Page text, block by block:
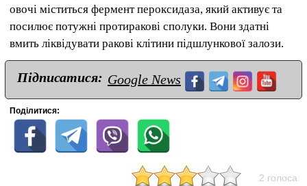
овочі міститься фермент пероксидаза, який активує та
посилює потужні протиракові сполуки. Вони здатні
вмить ліквідувати ракові клітини підшлункової залози.
Підписатися: Google News
Поділитися:
2 голоса